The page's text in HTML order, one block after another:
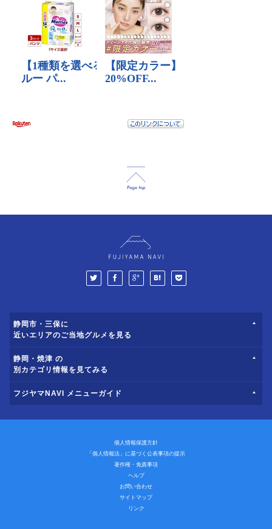
静岡市・三保に
近いエリアのご当地グルメを見る
静岡・焼津 の
別カテゴリ情報を見てみる
フジヤマNAVI メニューガイド
個人情報保護方針
「個人情報法」に基づく公表事項の提示
著作権・免責事項
ヘルプ
お問い合わせ
サイトマップ
リンク